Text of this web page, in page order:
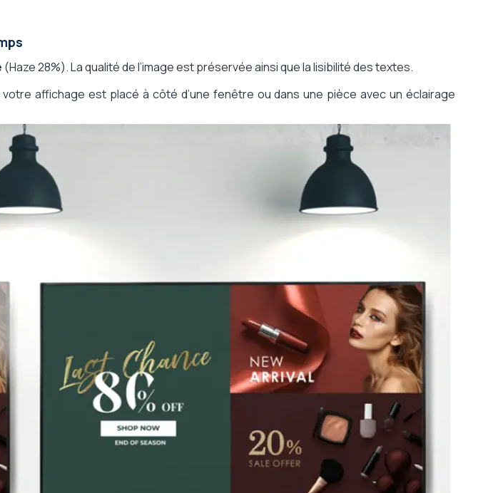
sur
PC
(Haze 28%). La qualité de l’image est préservée ainsi que la lisibilité des textes.
affichage est placé à côté d’une fenêtre ou dans une pièce avec un éclairage